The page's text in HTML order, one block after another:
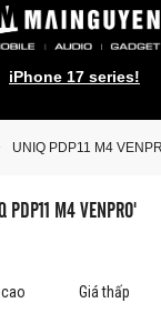
iPhone 17 series!
UNIQ PDP11 M4
PDP11 M4 VENPRO'
Giá thấp